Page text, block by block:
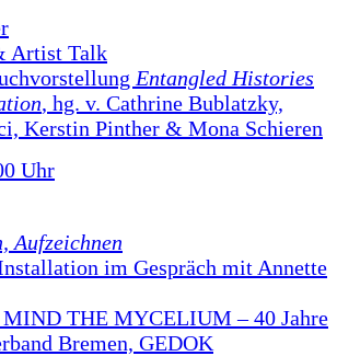
Artist Talk
Entangled Histories
, hg. v. Cathrine Bublatzky,
Kerstin Pinther & Mona Schieren
Uhr
Aufzeichnen
im Gespräch mit Annette
MIND THE MYCELIUM – 40 Jahre
Bremen, GEDOK